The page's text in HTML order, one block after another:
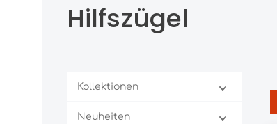
Hilfszügel
Kollektionen
Neuheiten